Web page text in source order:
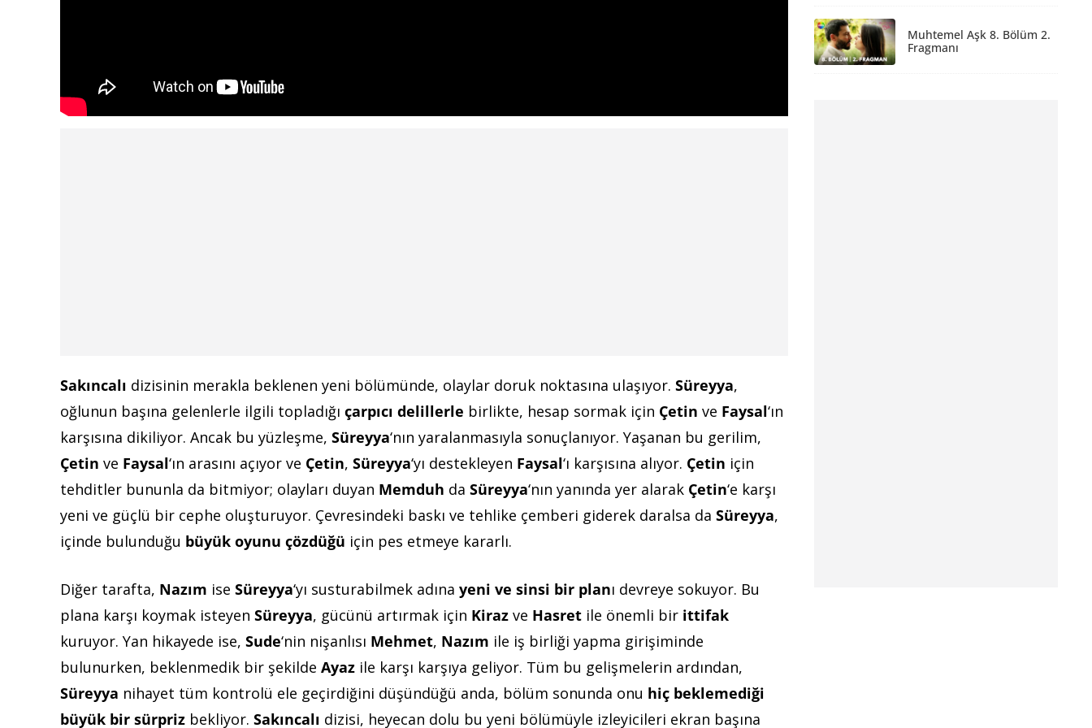
Sakıncalı dizisinin merakla beklenen yeni bölümünde, olaylar doruk noktasına ulaşıyor. Süreyya,
oğlunun başına gelenlerle ilgili topladığı çarpıcı delillerle birlikte, hesap sormak için Çetin ve Faysal‘ın
karşısına dikiliyor. Ancak bu yüzleşme, Süreyya‘nın yaralanmasıyla sonuçlanıyor. Yaşanan bu gerilim,
Çetin ve Faysal‘ın arasını açıyor ve Çetin, Süreyya‘yı destekleyen Faysal‘ı karşısına alıyor. Çetin için
tehditler bununla da bitmiyor; olayları duyan Memduh da Süreyya‘nın yanında yer alarak Çetin‘e karşı
yeni ve güçlü bir cephe oluşturuyor. Çevresindeki baskı ve tehlike çemberi giderek daralsa da Süreyya,
içinde bulunduğu büyük oyunu çözdüğü için pes etmeye kararlı.
Diğer tarafta, Nazım ise Süreyya‘yı susturabilmek adına yeni ve sinsi bir planı devreye sokuyor. Bu
plana karşı koymak isteyen Süreyya, gücünü artırmak için Kiraz ve Hasret ile önemli bir ittifak
kuruyor. Yan hikayede ise, Sude‘nin nişanlısı Mehmet, Nazım ile iş birliği yapma girişiminde
bulunurken, beklenmedik bir şekilde Ayaz ile karşı karşıya geliyor. Tüm bu gelişmelerin ardından,
Süreyya nihayet tüm kontrolü ele geçirdiğini düşündüğü anda, bölüm sonunda onu hiç beklemediği
büyük bir sürpriz bekliyor. Sakıncalı dizisi, heyecan dolu bu yeni bölümüyle izleyicileri ekran başına
Muhtemel Aşk 8. Bölüm 2.
Fragmanı